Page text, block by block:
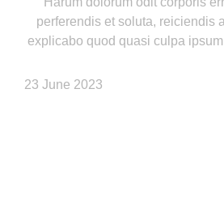
perferendis et soluta, reiciendis
explicabo quod quasi culpa
23 June 2023